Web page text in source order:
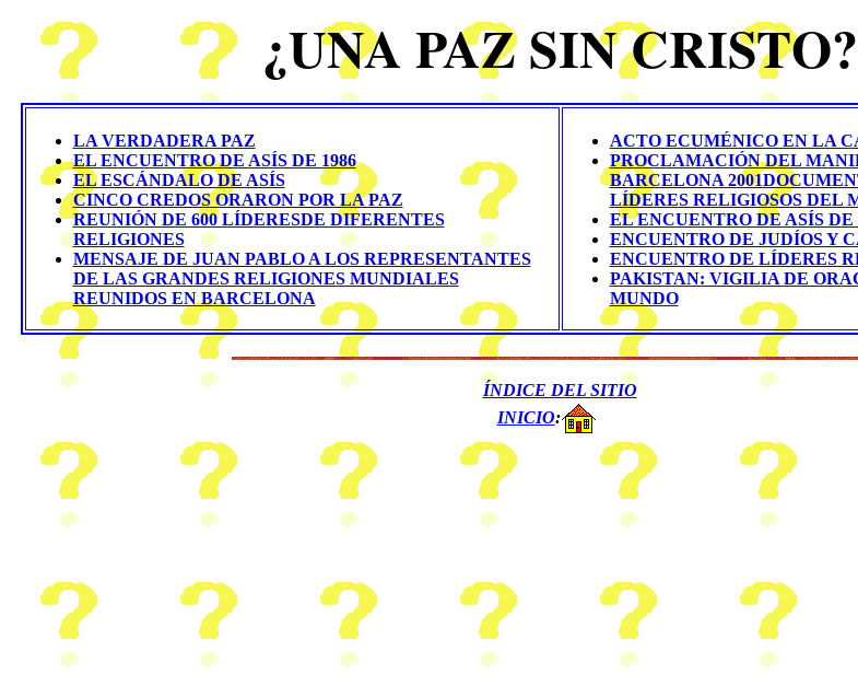
¿UNA PAZ SIN CRISTO?
LA VERDADERA PAZ
EL ENCUENTRO DE ASÍS DE 1986
EL ESCÁNDALO DE ASÍS
CINCO CREDOS ORARON POR LA PAZ
REUNIÓN DE 600 LÍDERESDE DIFERENTES
RELIGIONES
MENSAJE DE JUAN PABLO A LOS REPRESENTANTES
DE LAS GRANDES RELIGIONES MUNDIALES
REUNIDOS EN BARCELONA
ACTO ECUMÉNICO EN LA
PROCLAMACIÓN DEL
BARCELONA 2001
LÍDERES RELIGIOSOS DEL
EL ENCUENTRO DE ASÍS DE
ENCUENTRO DE JUDÍOS Y
ENCUENTRO DE LÍDERES
PAKISTAN: VIGILIA DE
MUNDO
ÍNDICE DEL SITIO
INICIO: